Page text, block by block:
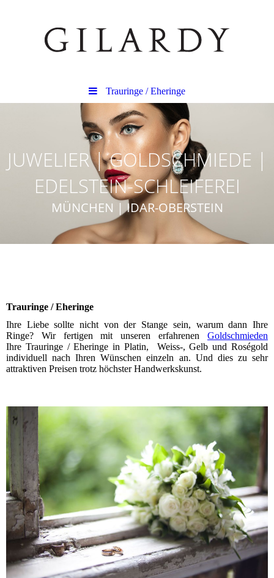
Trauringe / Eheringe
JUWELIER | GOLDSCHMIEDE |
EDELSTEIN-SCHLEIFEREI
MÜNCHEN | IDAR-OBERSTEIN
Trauringe / Eheringe
Ihre Liebe sollte nicht von der Stange sein, warum dann Ihre
Ringe? Wir fertigen mit unseren erfahrenen Goldschmieden
Ihre Trauringe / Eheringe in Platin, Weiss-, Gelb und Roségold
individuell nach Ihren Wünschen einzeln an. Und dies zu sehr
attraktiven Preisen trotz höchster Handwerkskunst.